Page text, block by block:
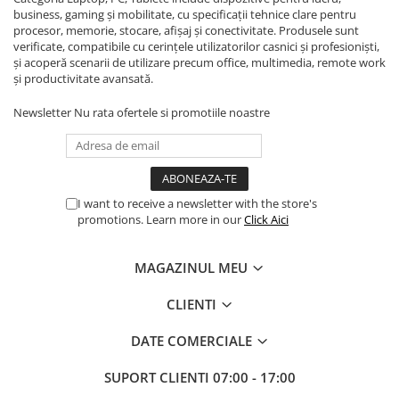
business, gaming și mobilitate, cu specificații tehnice clare pentru
procesor, memorie, stocare, afișaj și conectivitate. Produsele sunt
verificate, compatibile cu cerințele utilizatorilor casnici și profesioniști,
și acoperă scenarii de utilizare precum office, multimedia, remote work
și productivitate avansată.
Newsletter Nu rata ofertele si promotiile noastre
I want to receive a newsletter with the store's
promotions. Learn more in ourClick Aici
MAGAZINUL MEU
CLIENTI
DATE COMERCIALE
SUPORT CLIENTI 07:00 - 17:00